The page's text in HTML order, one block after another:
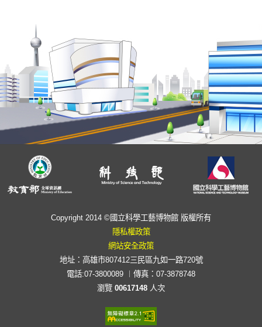
Copyright 2014 ©國立科學工藝博物館 版權所有
隱私權政策
網站安全政策
地址：高雄市807412三民區九如一路720號
電話:07-3800089 ︱傳真：07-3878748
瀏覽 00617148 人次